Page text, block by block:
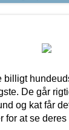
billigt
De går
og kat får
for at se deres